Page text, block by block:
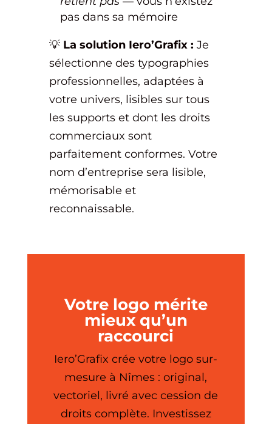
pas dans sa mémoire
💡 La solution Iero’Grafix : Je
sélectionne des typographies
professionnelles, adaptées à
votre univers, lisibles sur tous
les supports et dont les droits
commerciaux sont
parfaitement conformes. Votre
nom d’entreprise sera lisible,
mémorisable et
reconnaissable.
Votre logo mérite
mieux qu’un
raccourci
Iero’Grafix crée votre logo sur-
mesure à Nîmes : original,
vectoriel, livré avec cession de
droits complète. Investissez